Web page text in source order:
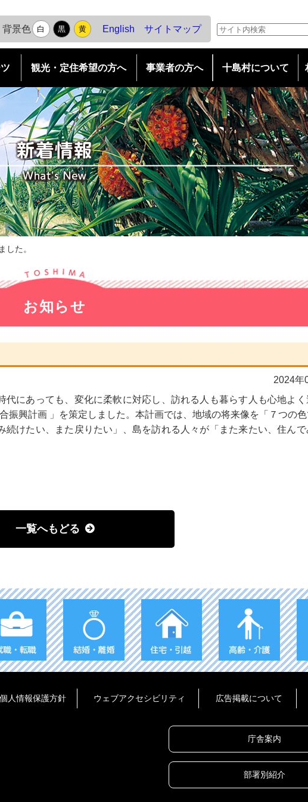
背景色 白 黒 黄 English サイトマップ
ド
観光・定住希望の方へ
内）
移住・定住がしたい
移住のステップ
移住支援事業
UIターンの先輩に聞く
友好島民になろう
友好村民とは/特典
・友好島民の会申
事業者の方へ 十島村について
村の施策
ふるさと納税（個人版）
企業版ふるさと納税
十島村 例規集（リンク）
財政状況
給与情報
会議録
議会だより
広報としま
・広告募集
教育委員会だより
子育て支援拠点事
て
魅惑の島々トカラ
した。
お知らせ
2024年
にあっても、変化に柔軟に対応し、訪れる人も暮らす人も心地よく
振興計画 」を策定しました。本計画では、地域の将来像を「７つの
けたい、また戻りたい」、島を訪れる人々が「また来たい、住んで
一覧へもどる
個人情報保護方針 ウェブアクセシビリティ 広告掲載について
庁舎案内
部署別紹介